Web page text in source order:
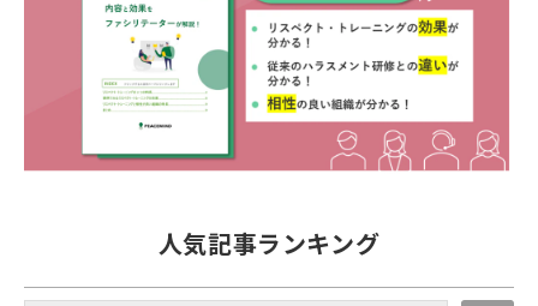
人気記事ランキング